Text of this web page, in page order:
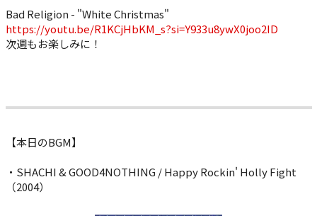
Bad Religion - "White Christmas"
https://youtu.be/R1KCjHbKM_s?si=Y933u8ywX0joo2ID
次週もお楽しみに！
【本日のBGM】
・SHACHI & GOOD4NOTHING / Happy Rockin' Holly Fight
（2004）